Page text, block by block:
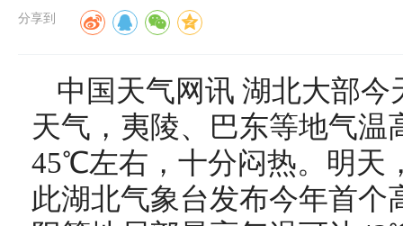
分享到
中国天气网讯 湖北大部今
天气，夷陵、巴东等地气温
45℃左右，十分闷热。明天
此湖北气象台发布今年首个